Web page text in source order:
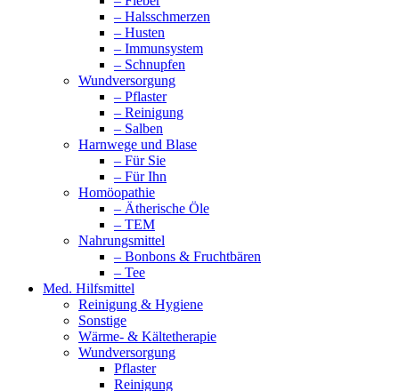
– Halsschmerzen
– Husten
– Immunsystem
– Schnupfen
Wundversorgung
– Pflaster
– Reinigung
– Salben
Harnwege und Blase
– Für Sie
– Für Ihn
Homöopathie
– Ätherische Öle
– TEM
Nahrungsmittel
– Bonbons & Fruchtbären
– Tee
Med. Hilfsmittel
Reinigung & Hygiene
Sonstige
Wärme- & Kältetherapie
Wundversorgung
Pflaster
Reinigung